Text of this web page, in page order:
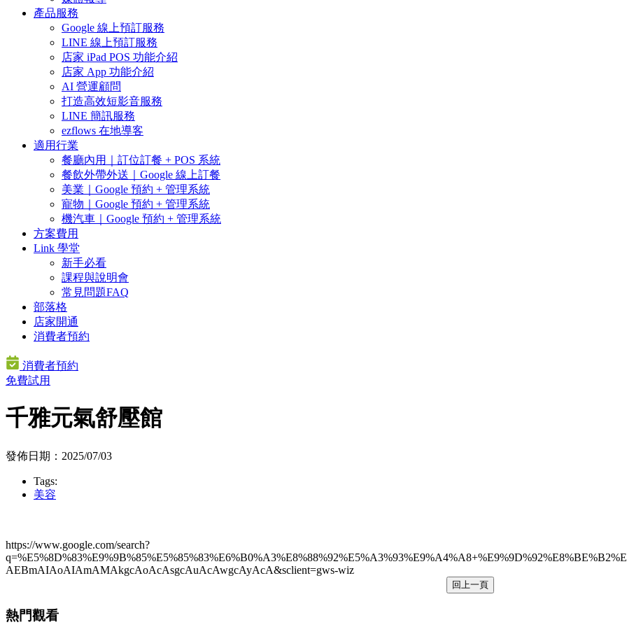
產品服務
Google 線上預訂服務
LINE 線上預訂服務
店家 iPad POS 功能介紹
店家 App 功能介紹
AI 營運顧問
打造高效短影音服務
LINE 簡訊服務
ezflows 在地導客
適用行業
餐廳內用｜訂位訂餐 + POS 系統
餐飲外帶外送｜Google 線上訂餐
美業｜Google 預約 + 管理系統
寵物｜Google 預約 + 管理系統
機汽車｜Google 預約 + 管理系統
方案費用
Link 學堂
新手必看
課程與說明會
常見問題FAQ
部落格
店家開通
消費者預約
消費者預約
免費試用
千雅元氣舒壓館
發佈日期：2025/07/03
Tags:
美容
https://www.google.com/search?
AEBmAIAoAIAmAMAkgcAoAcAsgcAuAcAwgcAyAcA&sclient=gws-wiz
回上一頁
熱門觀看